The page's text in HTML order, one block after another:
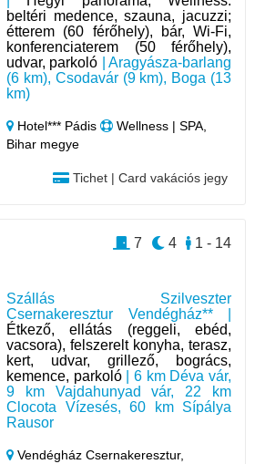
beltéri medence, szauna, jacuzzi;
étterem (60 férőhely), bár, Wi-Fi,
konferenciaterem (50 férőhely),
udvar, parkoló | Aragyásza-barlang
(6 km), Csodavár (9 km), Boga (13
km)
Hotel*** Pádis
Wellness | SPA,
Bihar megye
Tichet | Card vakációs jegy
Szállás Szilveszter
Csernakeresztur Vendégház** |
Étkező, ellátás (reggeli, ebéd,
vacsora), felszerelt konyha, terasz,
kert, udvar, grillező, bogrács,
kemence, parkoló| 6 km Déva vár,
9 km Vajdahunyad vár, 22 km
Clocota Vízesés, 60 km Sípálya
Rausor
Vendégház Csernakeresztur,
1 - 14
4
7